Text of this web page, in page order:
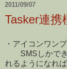
2011/09/07
Tasker連携
・アイコンワン
SMSしかでき
れるようになれば